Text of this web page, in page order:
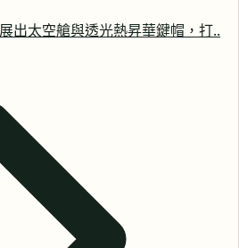
出太空艙與透光熱昇華鍵帽，打..